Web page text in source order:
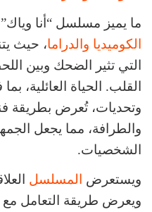
ما يميز مسلسل “أنا وياك”
الكوميديا والدراما، حيث
التي تثير الضحك وبين
القلب. الحياة العائلية،
وتحديات، تُعرض بطريقة
والطرافة، مما يجعل
الشخصيات.
ويستعرض المسلسل
ويعرض طريقة التعامل مع